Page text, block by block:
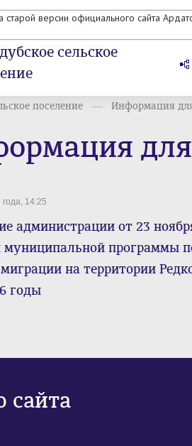
старой версии официального сайта
сельское
поселение Информация
14:25
администрации от 23
муниципальной программы
на территории
годы